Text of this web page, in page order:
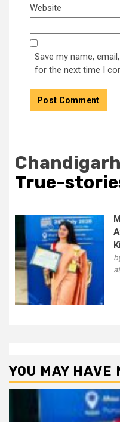
Website
Save my name,
for the next time I
True-
YOU MAY HAVE